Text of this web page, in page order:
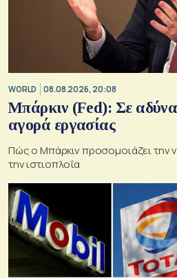
WORLD 08.08.2026, 20:08
Μπάρκιν (Fed): Σε
αγορά εργασίας
Πώς ο Μπάρκιν προσομοιάζει την
την ιστιοπλοΐα